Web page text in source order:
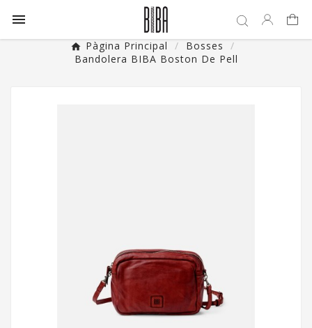

Pàgina Principal
Bosses
Bandolera BIBA Boston De Pell